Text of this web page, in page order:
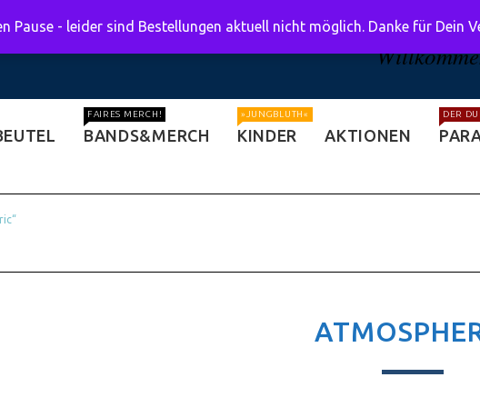
BANDS&MERCH
FAIRES MERCH!
KINDER
»JUNGBLUTH«
AKTIONEN
DER
Pause - leider sind Bestellungen aktuell nicht möglich. Danke für Dein